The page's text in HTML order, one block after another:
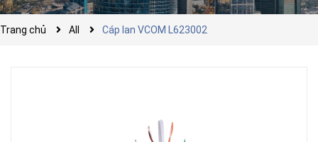
Trang chủ All Cáp lan VCOM L623002